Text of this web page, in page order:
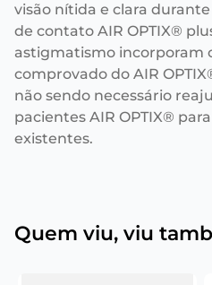
visão nítida e clara
de contato AIR OPTIX®
astigmatismo incorporam
comprovado do AIR
não sendo necessário
pacientes AIR OPTIX®
existentes.
Quem viu, viu